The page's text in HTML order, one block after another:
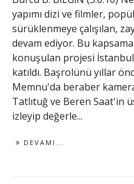
yapımı dizi ve filmler,
sürüklenmeye çalışılan,
devam ediyor. Bu
konuşulan projesi İstanbul
katıldı. Başrolünü yıllar
Memnu'da beraber
Tatlıtuğ ve Beren Saat'in
izleyip değerle...
DEVAMI...